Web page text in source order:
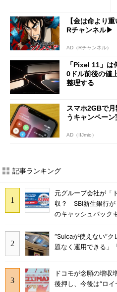
【金は命より
Rチャンネル▶︎
AD（Rチャンネル）
「Pixel 11」
0ドル前後の値
整理する
スマホ2GBで
うキャンペーン
AD（IIJmio）
記事ランキング
元グループ会社が「
収？ SBI新生銀行が
のキャッシュバック
“Suicaが使えない”
題なく運用できる」
ドコモが念願の増
後押し、今後は“ロ